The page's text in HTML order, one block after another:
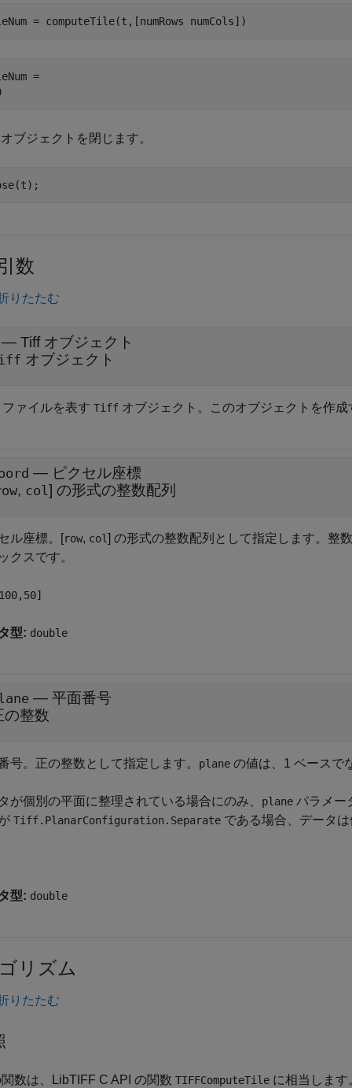
= computeTile(t,[numRows numCols])
=
オブジェクトを閉じます。
数
りたたむ
— Tiff オブジェクト
オブジェクト
ァイルを表す Tiff オブジェクト。このオブジェクトを作
— ピクセル座標
, col] の形式の整数配列
ル座標。[row, col] の形式の整数配列として指定します。整
クスです。
型: double
— 平面番号
の整数
号。正の整数として指定します。 plane の値は、1 ベースで
が個別の平面に整理されている場合にのみ、 plane パラメー
Tiff.PlanarConfiguration.Separate である場合、データ
型: double
リズム
りたたむ
関数は、LibTIFF C API の関数 TIFFComputeTile に相当しま